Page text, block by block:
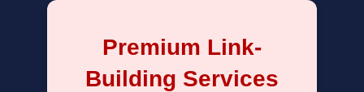
Premium Link-
Building Services